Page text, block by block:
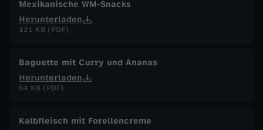
Mexikanische WM-Snacks
Herunterladen
121 KB (PDF)
Baguette mit Curry und Ananas
Herunterladen
64 KB (PDF)
Kalbfleisch mit Forellencreme